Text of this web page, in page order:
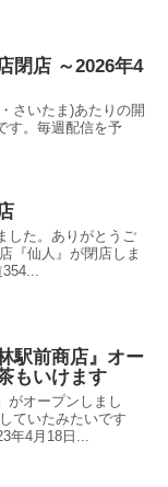
閉店 ～2026年4
さいたま)あたりの開
す。毎週配信を予
した。ありがとうご
『仙人』が閉店しま
354...
駅前商店』オー
もいけます
がオープンしまし
ていたみたいです
年4月18日...